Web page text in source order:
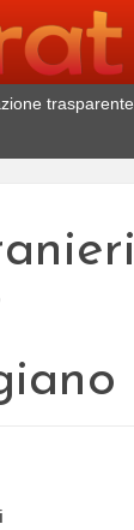
trasparente